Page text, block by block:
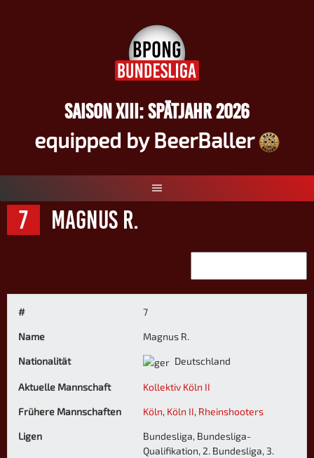
SAISON XIII: SPÄTJAHR 2026
equipped by BeerBaller
7 Magnus R.
# 7
Name Magnus R.
Nationalität Deutschland
Aktuelle Mannschaft Kollektiv Köln II
Frühere Mannschaften Köln, Köln II, Rheinshooters
Ligen
Bundesliga, Bundesliga-
Qualifikation, 2. Bundesliga, 3.